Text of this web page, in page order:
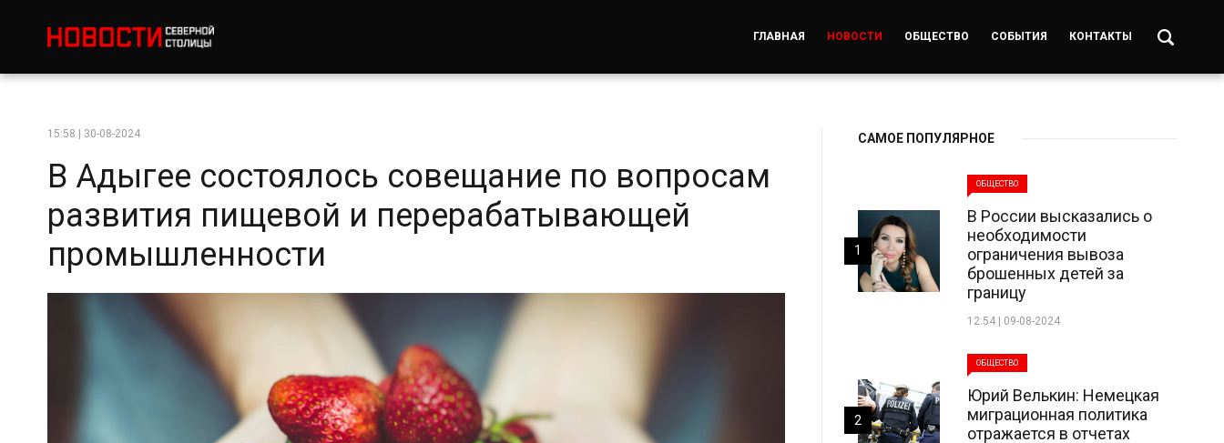
ГЛАВНАЯ НОВОСТИ ОБЩЕСТВО СОБЫТИЯ КОНТАКТЫ
15:58 | 30-08-2024
В Адыгее состоялось совещание по вопросам
развития пищевой и перерабатывающей
промышленности
САМОЕ ПОПУЛЯРНОЕ
ОБЩЕСТВО
В России высказались о
необходимости
ограничения вывоза
брошенных детей за
границу
12:54 | 09-08-2024
1
ОБЩЕСТВО
Юрий Велькин: Немецкая
миграционная политика
отражается в отчетах
2